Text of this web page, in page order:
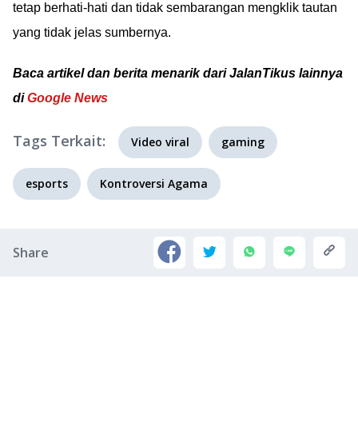
tetap berhati-hati dan tidak sembarangan mengklik tautan
yang tidak jelas sumbernya.
Baca artikel dan berita menarik dari JalanTikus lainnya
diGoogle News
Tags Terkait: Video viral gaming
esports Kontroversi Agama
Share